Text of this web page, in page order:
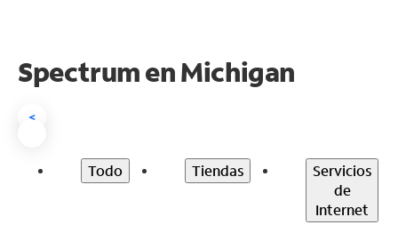
Spectrum enMichigan
<
Todo Tiendas
Servicios
de
Internet